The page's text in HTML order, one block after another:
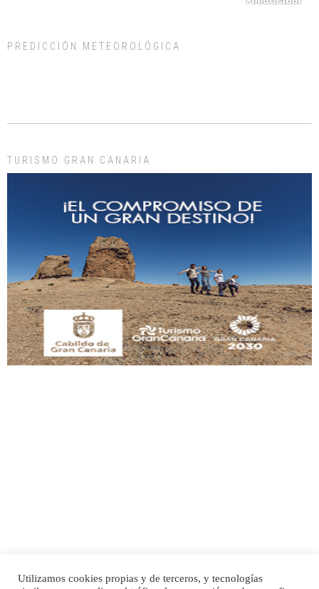
días, ella incluida...
Gato manso encontrado
Este gato macho ha aparecido en la calle hace menos de un mes, es muy
manso y extremadamente cari...
Leales.org » Gran Canaria | 9.7.2025
SHIBA PERDIDO AVDA JOSE MESA Y LOPEZ
PREDICCIÓN METEOROLÓGICA
TURISMO GRAN CANARIA
Utilizamos cookies propias y de terceros, y tecnologías